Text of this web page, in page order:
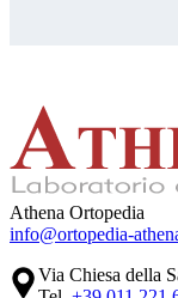
Athena Ortopedia
info@ortopedia-
Via Chiesa della